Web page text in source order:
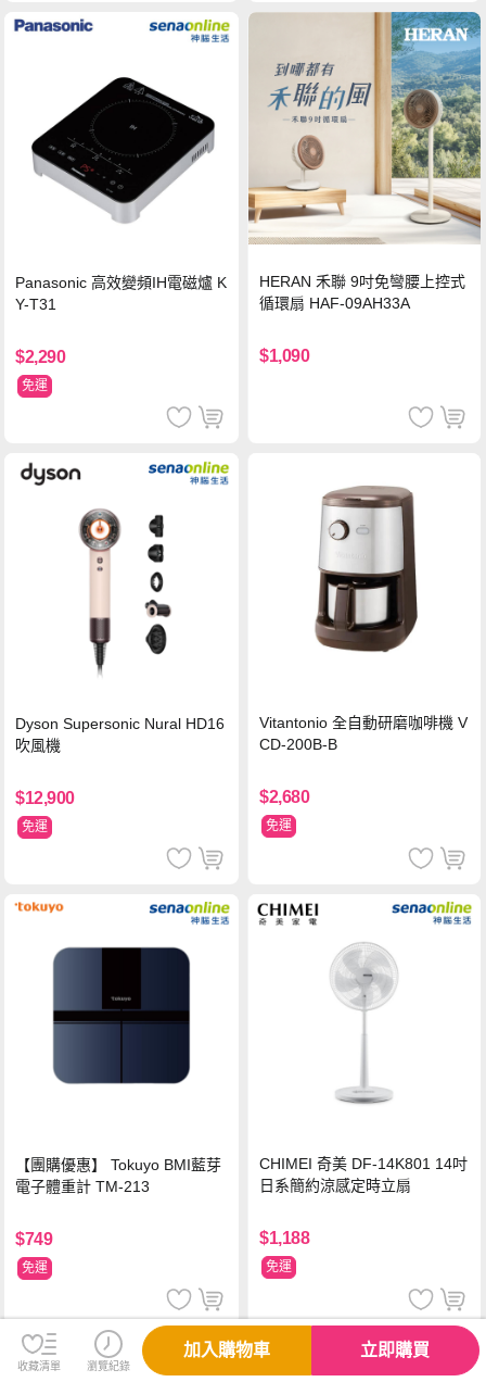
Panasonic 高效變頻IH電磁爐 K
Y-T31
$2,290
免運
HERAN 禾聯 9吋免彎腰上控式
循環扇 HAF-09AH33A
$1,090
Dyson Supersonic Nural HD16
吹風機
$12,900
免運
Vitantonio 全自動研磨咖啡機 V
CD-200B-B
$2,680
免運
【團購優惠】 Tokuyo BMI藍芽
電子體重計 TM-213
$749
免運
CHIMEI 奇美 DF-14K801 14吋
日系簡約涼感定時立扇
$1,188
免運
收藏清單 瀏覽紀錄
加入購物車 立即購買